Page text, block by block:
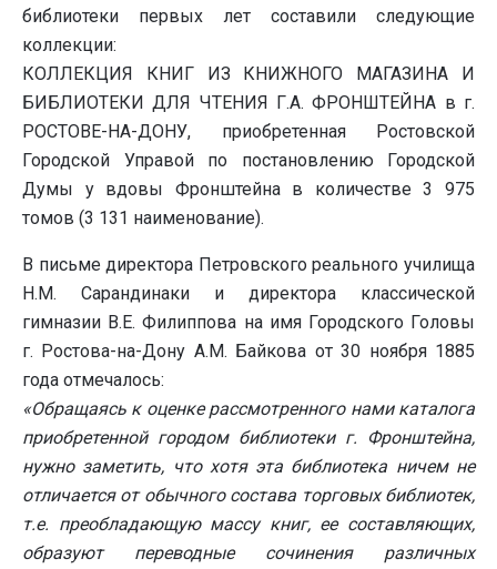
библиотеки первых лет составили следующие
коллекции:
КОЛЛЕКЦИЯ КНИГ ИЗ КНИЖНОГО МАГАЗИНА И
БИБЛИОТЕКИ ДЛЯ ЧТЕНИЯ Г.А. ФРОНШТЕЙНА в г.
РОСТОВЕ-НА-ДОНУ, приобретенная Ростовской
Городской Управой по постановлению Городской
Думы у вдовы Фронштейна в количестве 3 975
томов (3 131 наименование).
В письме директора Петровского реального училища
Н.М. Сарандинаки и директора классической
гимназии В.Е. Филиппова на имя Городского Головы
г. Ростова-на-Дону А.М. Байкова от 30 ноября 1885
года отмечалось:
«Обращаясь к оценке рассмотренного нами каталога
приобретенной городом библиотеки г. Фронштейна,
нужно заметить, что хотя эта библиотека ничем не
отличается от обычного состава торговых библиотек,
т.е. преобладающую массу книг, ее составляющих,
образуют переводные сочинения различных